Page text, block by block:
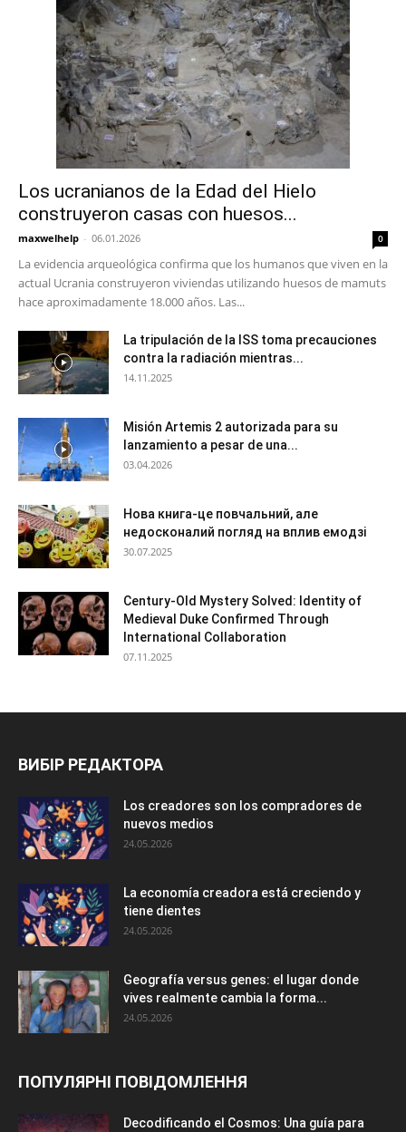
Los ucranianos de la Edad del Hielo
construyeron casas con huesos...
maxwelhelp - 06.01.2026 0
La evidencia arqueológica confirma que los humanos que viven en la
actual Ucrania construyeron viviendas utilizando huesos de mamuts
hace aproximadamente 18.000 años. Las...
La tripulación de la ISS toma precauciones
contra la radiación mientras...
14.11.2025
Misión Artemis 2 autorizada para su
lanzamiento a pesar de una...
03.04.2026
Нова книга-це повчальний, але
недосконалий погляд на вплив емодзі
30.07.2025
Century-Old Mystery Solved: Identity of
Medieval Duke Confirmed Through
International Collaboration
07.11.2025
ВИБІР РЕДАКТОРА
Los creadores son los compradores de
nuevos medios
24.05.2026
La economía creadora está creciendo y
tiene dientes
24.05.2026
Geografía versus genes: el lugar donde
vives realmente cambia la forma...
24.05.2026
ПОПУЛЯРНІ ПОВІДОМЛЕННЯ
Decodificando el Cosmos: Una guía para